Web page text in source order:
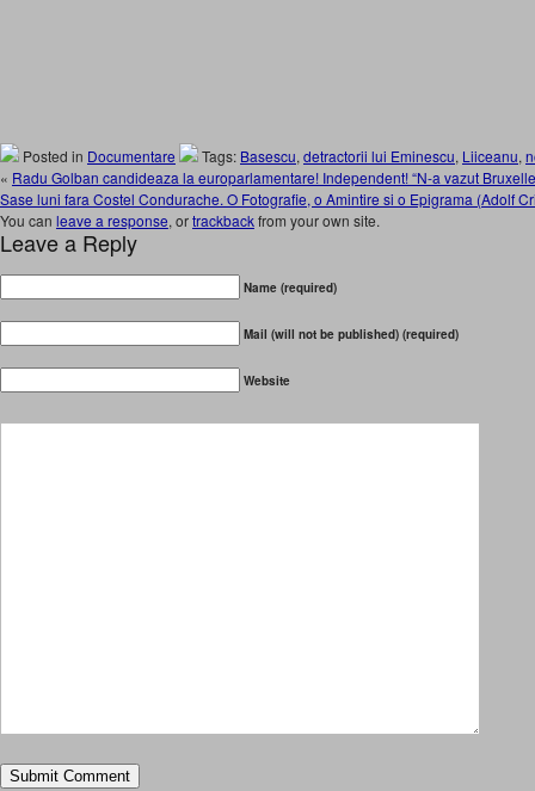
Posted in Documentare Tags: Basescu, detractorii lui Eminescu, Liiceanu,
« Radu Golban candideaza la europarlamentare! Independent! “N-a vazut
Sase luni fara Costel Condurache. O Fotografie, o Amintire si o Epigrama (Adolf
You can leave a response, ortrackbackfrom your own site.
Leave a Reply
Name (required)
Mail (will not be published) (required)
Website